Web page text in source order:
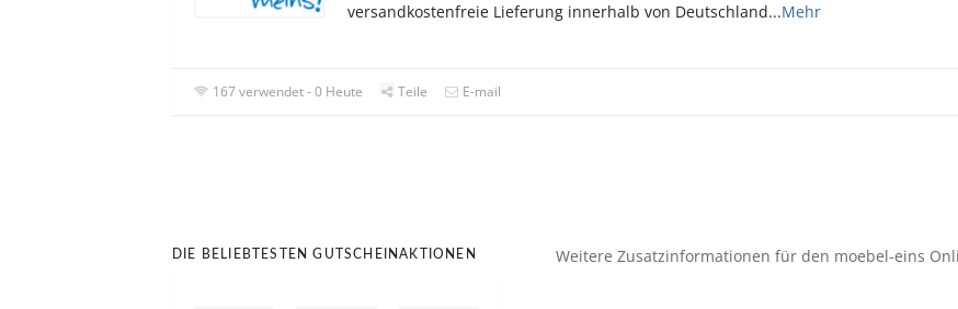
versandkostenfreie Lieferung innerhalb von Deutschland...Mehr
167 verwendet - 0 Heute Teile E-mail
Weitere Zusatzinformationen für den moebel-eins
DIE BELIEBTESTEN GUTSCHEINAKTIONEN